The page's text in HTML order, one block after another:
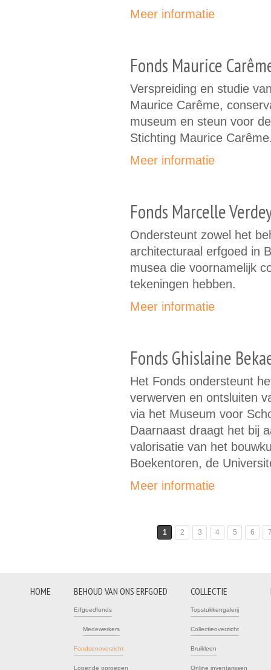
Meer informatie
Fonds Maurice
Verspreiding en studie
Maurice Carême,
museum en steun voor
Stichting Maurice
Meer informatie
Fonds Marcelle
Ondersteunt zowel het
architecturaal erfgoed in
musea die voornamelijk
tekeningen hebben.
Meer informatie
Fonds Ghislaine
Het Fonds ondersteunt
verwerven en ontsluiten
via het Museum voor
Daarnaast draagt het bij
valorisatie van het
Boekentoren, de
Meer informatie
1 2 3 4 5 6
HOME BEHOUD VAN ONS ERFGOED
Erfgoedfonds
Medewerkers
Fondsenoverzicht
Lopende oproepen
COLLECTIE
Topstukkengalerij
Collectieoverzicht
Bruikleen
Online inventarissen